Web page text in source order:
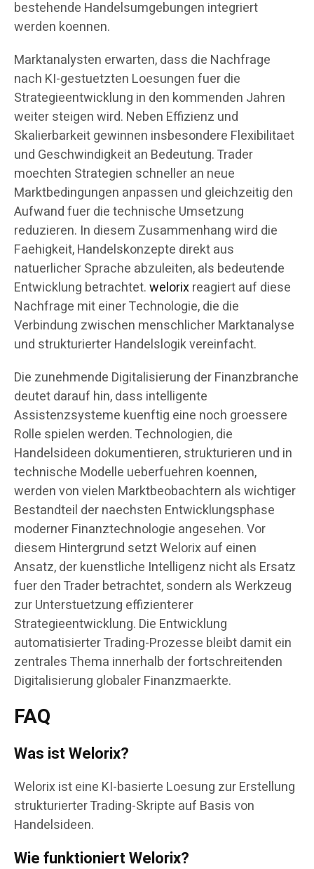
bestehende Handelsumgebungen integriert
werden koennen.
Marktanalysten erwarten, dass die Nachfrage
nach KI-gestuetzten Loesungen fuer die
Strategieentwicklung in den kommenden Jahren
weiter steigen wird. Neben Effizienz und
Skalierbarkeit gewinnen insbesondere Flexibilitaet
und Geschwindigkeit an Bedeutung. Trader
moechten Strategien schneller an neue
Marktbedingungen anpassen und gleichzeitig den
Aufwand fuer die technische Umsetzung
reduzieren. In diesem Zusammenhang wird die
Faehigkeit, Handelskonzepte direkt aus
natuerlicher Sprache abzuleiten, als bedeutende
Entwicklung betrachtet.welorixreagiert auf diese
Nachfrage mit einer Technologie, die die
Verbindung zwischen menschlicher Marktanalyse
und strukturierter Handelslogik vereinfacht.
Die zunehmende Digitalisierung der Finanzbranche
deutet darauf hin, dass intelligente
Assistenzsysteme kuenftig eine noch groessere
Rolle spielen werden. Technologien, die
Handelsideen dokumentieren, strukturieren und in
technische Modelle ueberfuehren koennen,
werden von vielen Marktbeobachtern als wichtiger
Bestandteil der naechsten Entwicklungsphase
moderner Finanztechnologie angesehen. Vor
diesem Hintergrund setzt Welorix auf einen
Ansatz, der kuenstliche Intelligenz nicht als Ersatz
fuer den Trader betrachtet, sondern als Werkzeug
zur Unterstuetzung effizienterer
Strategieentwicklung. Die Entwicklung
automatisierter Trading-Prozesse bleibt damit ein
zentrales Thema innerhalb der fortschreitenden
Digitalisierung globaler Finanzmaerkte.
FAQ
Was ist Welorix?
Welorix ist eine KI-basierte Loesung zur Erstellung
strukturierter Trading-Skripte auf Basis von
Handelsideen.
Wie funktioniert Welorix?